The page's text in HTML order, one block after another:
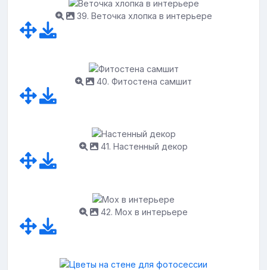
39. Веточка хлопка в интерьере
40. Фитостена самшит
41. Настенный декор
42. Мох в интерьере